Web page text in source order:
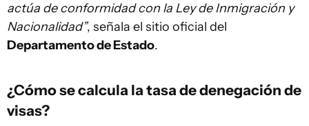
actúa de conformidad con la Ley de Inmigración y
Nacionalidad”, señala el sitio oficial del
Departamento de Estado.
¿Cómo se calcula la tasa de denegación de
visas?